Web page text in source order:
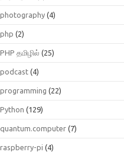
photography (4)
php (2)
PHP தமிழில் (25)
podcast (4)
programming (22)
Python (129)
quantum.computer (7)
raspberry-pi (4)